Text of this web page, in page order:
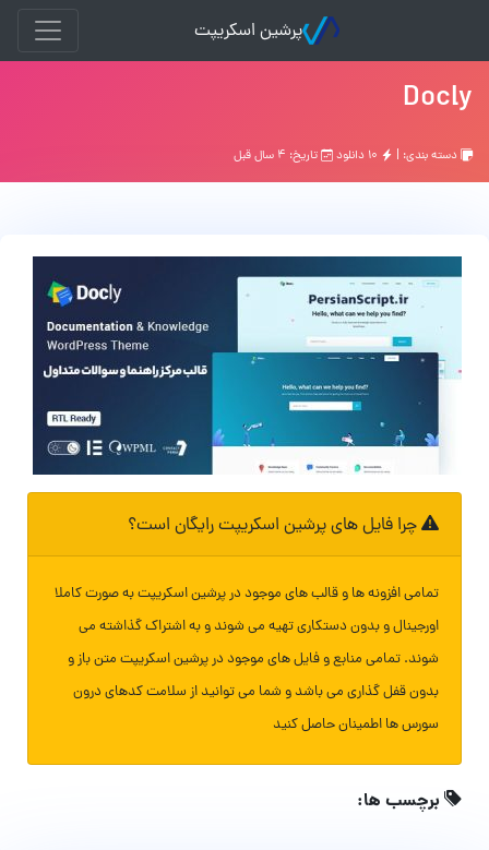
پرشین اسکریپت
Docly
دسته بندی: | تاریخ: ۴ سال قبل
چرا فایل های پرشین اسکریپت رایگان است؟
تمامی افزونه ها و قالب های موجود در پرشین اسکریپت به صورت کاملا
اورجینال و بدون دستکاری تهیه می شوند و به اشتراک گذاشته می
شوند. تمامی منابع و فایل های موجود در پرشین اسکریپت متن باز و
بدون قفل گذاری می باشد و شما می توانید از سلامت کدهای درون
سورس ها اطمینان حاصل کنید
برچسب ها: